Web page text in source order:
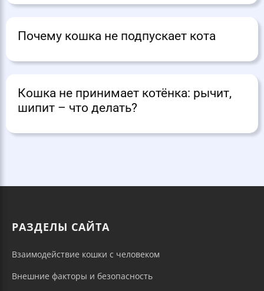
Почему кошка не подпускает кота
Кошка не принимает котёнка: рычит,
шипит – что делать?
РАЗДЕЛЫ САЙТА
Взаимодействие кошки с человеком
Внешние факторы и безопасность